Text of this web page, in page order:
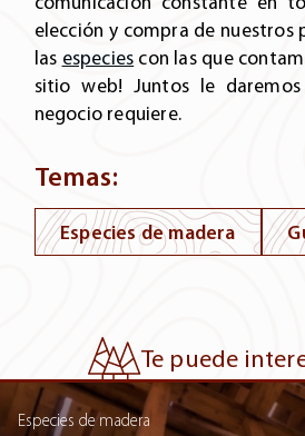
elección y compra de nuestros
las especies con las que
sitio web! Juntos le
negocio requiere.
Temas:
Especies de madera
Te puede
Especies de madera